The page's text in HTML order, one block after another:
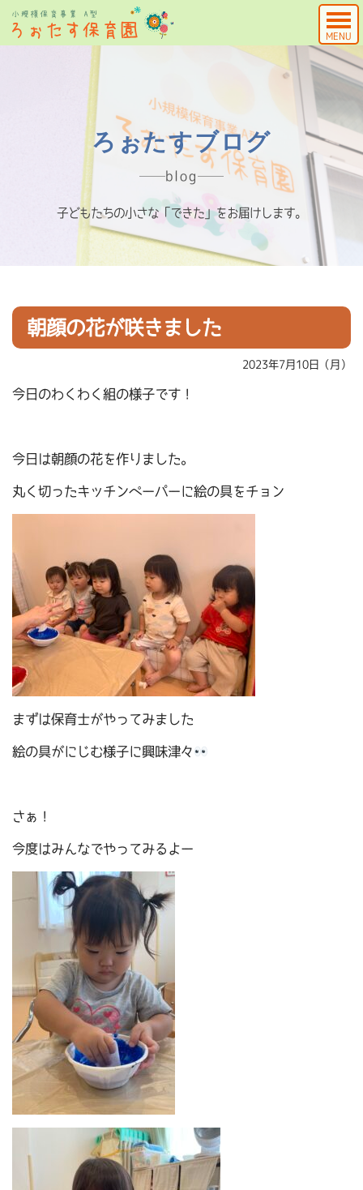
MENU
ろぉたすブログ
blog
子どもたちの小さな「できた」をお届けします。
朝顔の花が咲きました
2023年7月10日（月）
今日のわくわく組の様子です！
今日は朝顔の花を作りました。
丸く切ったキッチンペーパーに絵の具をチョン
まずは保育士がやってみました
絵の具がにじむ様子に興味津々
さぁ！
今度はみんなでやってみるよー